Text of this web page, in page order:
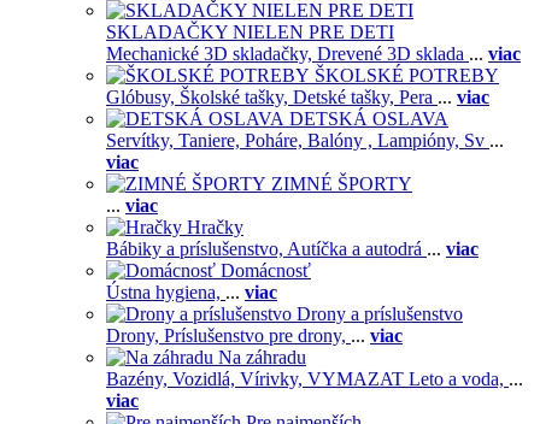
SKLADAČKY NIELEN PRE DETI
Mechanické 3D skladačky, Drevené 3D sklada ... viac
ŠKOLSKÉ POTREBY
Glóbusy, Školské tašky, Detské tašky, Pera ... viac
DETSKÁ OSLAVA
Servítky, Taniere, Poháre, Balóny , Lampióny, Sv ...
viac
ZIMNÉ ŠPORTY
... viac
Hračky
Bábiky a príslušenstvo, Autíčka a autodrá ... viac
Domácnosť
Ústna hygiena, ... viac
Drony a príslušenstvo
Drony, Príslušenstvo pre drony, ... viac
Na záhradu
Bazény, Vozidlá, Vírivky, VYMAZAT Leto a voda, ...
viac